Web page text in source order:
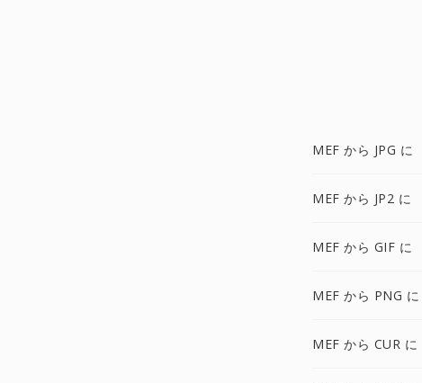
MEF から JPG に
MEF から JP2 に
MEF から GIF に
MEF から PNG に
MEF から CUR に